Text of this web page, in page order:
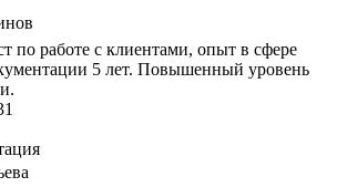
по работе с клиентами, опыт в сфере
5 лет. Повышенный уровень